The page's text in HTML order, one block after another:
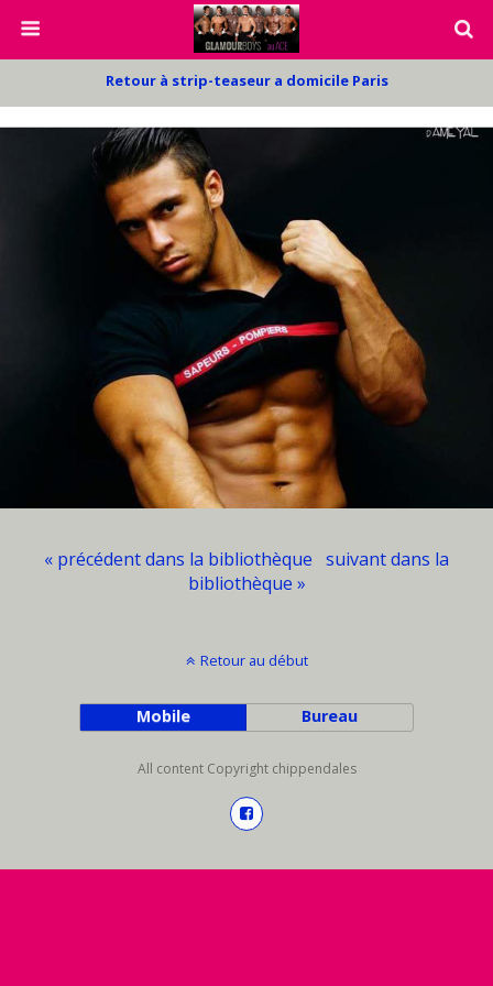
Retour à strip-teaseur a domicile Paris
« précédent dans la bibliothèque suivant dans la
bibliothèque »
Retour au début
Mobile Bureau
All content Copyright chippendales